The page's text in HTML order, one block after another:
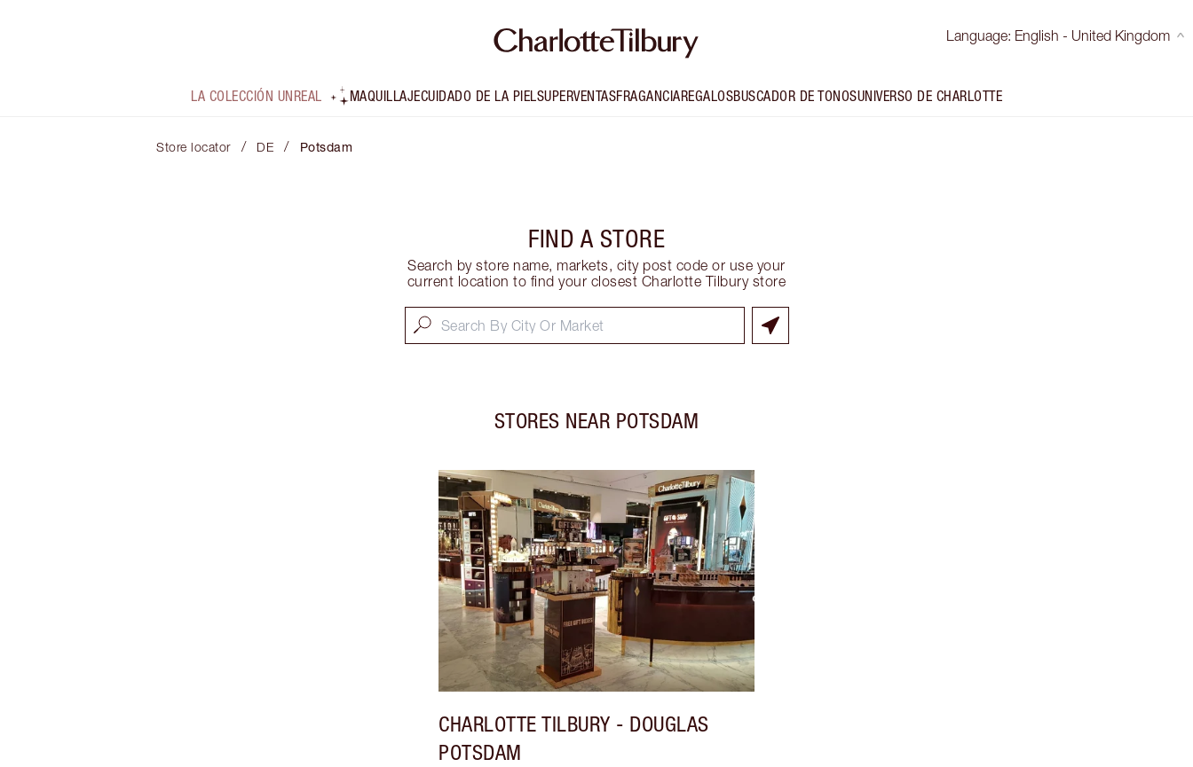
Language: English - United Kingdom
LA COLECCIÓN UNREAL MAQUILLAJECUIDADO DE LA PIELSUPERVENTASFRAGANCIAREGALOSBUSCADOR DE TONOSUNIVERSO DE CHARLOTTE
Store locator / DE / Potsdam
FIND A STORE
Search by store name, markets, city post code or use your
current location to find your closest Charlotte Tilbury store
STORES NEAR POTSDAM
CHARLOTTE TILBURY - DOUGLAS
POTSDAM